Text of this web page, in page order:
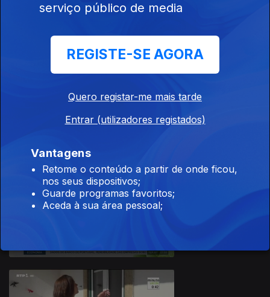
08 jul. 2026
940414
serviço público de media
REGISTE-SE AGORA
Quero registar-me mais tarde
Entrar (utilizadores registados)
Vantagens
Retome o conteúdo a partir de onde ficou,
nos seus dispositivos;
Guarde programas favoritos;
Aceda à sua área pessoal;